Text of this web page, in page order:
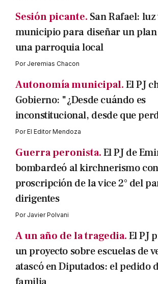
Sesión picante. San Rafael:
municipio para diseñar un plan
una parroquia local
Por Jeremias Chacon
Autonomía municipal.El PJ
Gobierno: "¿Desde cuándo es
inconstitucional, desde que
PorEl Editor Mendoza
Guerra peronista.El PJ de
bombardeó al kirchnerismo
proscripción de la vice 2° del
dirigentes
Por Javier Polvani
A un año de la tragedia.El PJ
un proyecto sobre escuelas de
atascó en Diputados: el pedido